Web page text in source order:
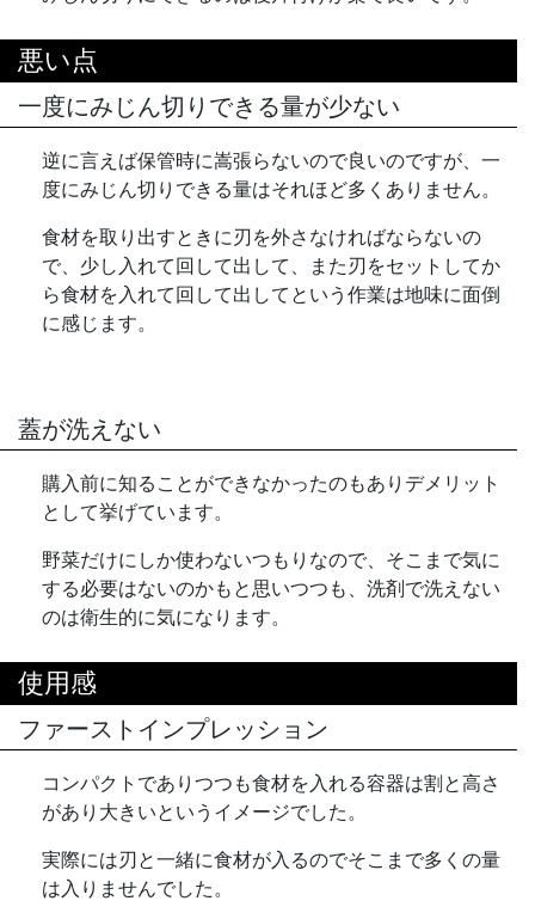
悪い点
一度にみじん切りできる量が少ない
逆に言えば保管時に嵩張らないので良いのですが、一
度にみじん切りできる量はそれほど多くありません。
食材を取り出すときに刃を外さなければならないの
で、少し入れて回して出して、また刃をセットしてか
ら食材を入れて回して出してという作業は地味に面倒
に感じます。
蓋が洗えない
購入前に知ることができなかったのもありデメリット
として挙げています。
野菜だけにしか使わないつもりなので、そこまで気に
する必要はないのかもと思いつつも、洗剤で洗えない
のは衛生的に気になります。
使用感
ファーストインプレッション
コンパクトでありつつも食材を入れる容器は割と高さ
があり大きいというイメージでした。
実際には刃と一緒に食材が入るのでそこまで多くの量
は入りませんでした。